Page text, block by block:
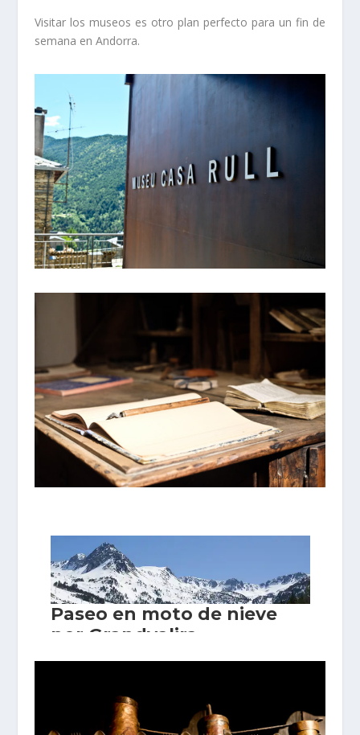
Visitar los museos es otro plan perfecto para un fin de
semana en Andorra.